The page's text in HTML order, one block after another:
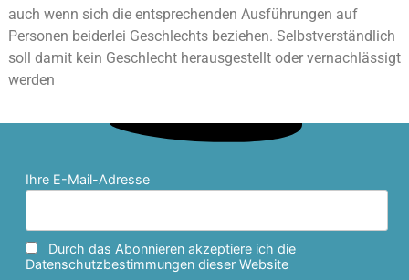
auch wenn sich die entsprechenden Ausführungen auf
Personen beiderlei Geschlechts beziehen. Selbstverständlich
soll damit kein Geschlecht herausgestellt oder vernachlässigt
werden
Ihre E-Mail-Adresse
Durch das Abonnieren akzeptiere ich die
Datenschutzbestimmungen dieser Website